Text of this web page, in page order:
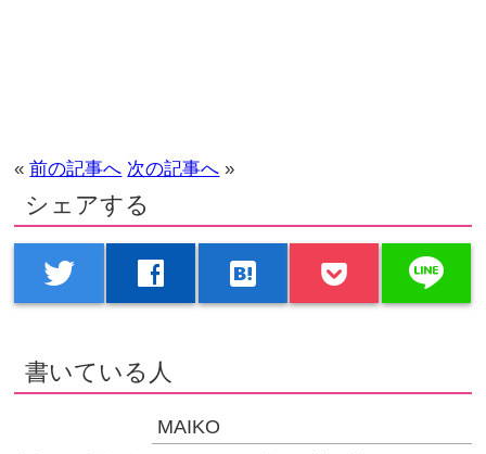
«前の記事へ 次の記事へ »
シェアする
twitter facebook hatenabookmark line
書いている人
MAIKO